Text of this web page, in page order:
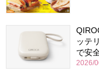
ッテ
で安
2026/